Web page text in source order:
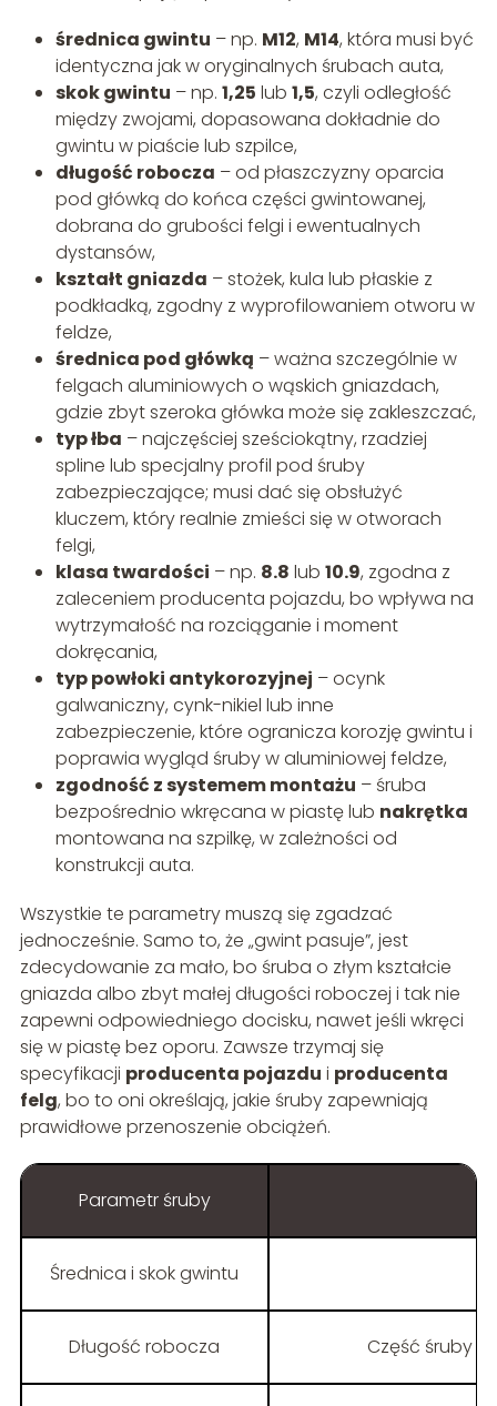
średnica gwintu – np. M12, M14, która musi być
identyczna jak w oryginalnych śrubach auta,
skok gwintu – np. 1,25 lub 1,5, czyli odległość
między zwojami, dopasowana dokładnie do
gwintu w piaście lub szpilce,
długość robocza – od płaszczyzny oparcia
pod główką do końca części gwintowanej,
dobrana do grubości felgi i ewentualnych
dystansów,
kształt gniazda – stożek, kula lub płaskie z
podkładką, zgodny z wyprofilowaniem otworu w
feldze,
średnica pod główką – ważna szczególnie w
felgach aluminiowych o wąskich gniazdach,
gdzie zbyt szeroka główka może się zakleszczać,
typ łba – najczęściej sześciokątny, rzadziej
spline lub specjalny profil pod śruby
zabezpieczające; musi dać się obsłużyć
kluczem, który realnie zmieści się w otworach
felgi,
klasa twardości – np. 8.8 lub 10.9, zgodna z
zaleceniem producenta pojazdu, bo wpływa na
wytrzymałość na rozciąganie i moment
dokręcania,
typ powłoki antykorozyjnej – ocynk
galwaniczny, cynk-nikiel lub inne
zabezpieczenie, które ogranicza korozję gwintu i
poprawia wygląd śruby w aluminiowej feldze,
zgodność z systemem montażu – śruba
bezpośrednio wkręcana w piastę lub nakrętka
montowana na szpilkę, w zależności od
konstrukcji auta.
Wszystkie te parametry muszą się zgadzać
jednocześnie. Samo to, że „gwint pasuje”, jest
zdecydowanie za mało, bo śruba o złym kształcie
gniazda albo zbyt małej długości roboczej i tak nie
zapewni odpowiedniego docisku, nawet jeśli wkręci
się w piastę bez oporu. Zawsze trzymaj się
specyfikacji producenta pojazdu i producenta
felg, bo to oni określają, jakie śruby zapewniają
prawidłowe przenoszenie obciążeń.
Parametr śruby
Średnica i skok gwintu
Długość robocza Część śruby